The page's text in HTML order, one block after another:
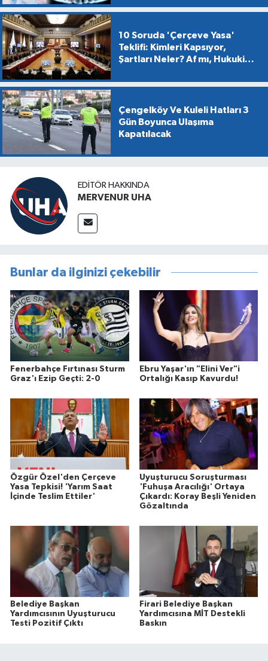
10 Soruda 'Çerçeve Yasa'
Teklifi: Kimleri Kapsıyor,
Şartları Neler? Af mı, Hukuki
Çengelköy Ve Kuleli Hatları 3
Gün Boyunca Ulaşıma
Kapatılacak
EDITÖR HAKKINDA
MERVENUR UHA
Bunlar da ilginizi çekebilir
Fenerbahçe Fırtınası Sturm
Graz'ı Ezip Geçti: 2-0
Ebru Yaşar'ın "Elini Ver"i
Ortalığı Kasıp Kavurdu!
Özgür Özel'den Çerçeve
Yasa Tepkisi! 'Yarım Saat
İçinde Teslim Ettiler'
Uyuşturucu Soruşturması
'Fuhuşa Aracılığı' Ortaya
Çıkardı: Koray Beşli Yeniden
Gözaltında
Belediye Başkan
Yardımcısının Uyuşturucu
Testi Pozitif Çıktı
Firari Belediye Başkan
Yardımcısına MİT Destekli
Baskın